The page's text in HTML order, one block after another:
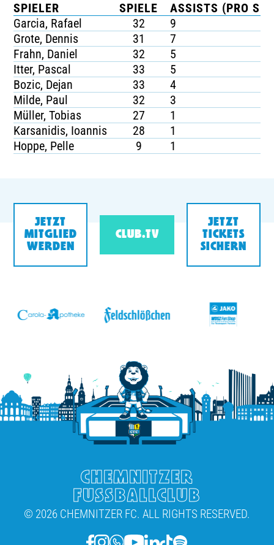
SPIELER SPIELE
ASSISTS (PRO
Garcia, Rafael
32
9
Grote, Dennis
31
7
Frahn, Daniel
32
5
Itter, Pascal
33
5
Bozic, Dejan
33
4
Milde, Paul
32
3
Müller, Tobias
27
1
Karsanidis, Ioannis
28
1
Hoppe, Pelle
9 1
JETZT
MITGLIED
WERDEN
CLUB.TV
JETZT
TICKETS
SICHERN
CHEMNITZER
FUSSBALLCLUB
© 2026 CHEMNITZER FC. ALL RIGHTS RESERVED.